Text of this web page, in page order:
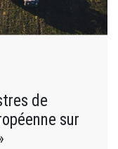
de
sur